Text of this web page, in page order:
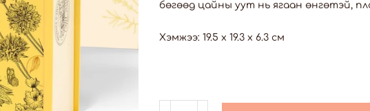
бөгөөд цайны уут нь ягаан өнгөтэй,
Хэмжээ: 19.5 x 19.3 x 6.3 см